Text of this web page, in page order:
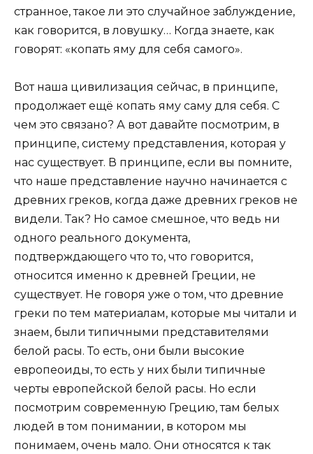
странное, такое ли это случайное заблуждение,
как говорится, в ловушку… Когда знаете, как
говорят: «копать яму для себя самого».
Вот наша цивилизация сейчас, в принципе,
продолжает ещё копать яму саму для себя. С
чем это связано? А вот давайте посмотрим, в
принципе, систему представления, которая у
нас существует. В принципе, если вы помните,
что наше представление научно начинается с
древних греков, когда даже древних греков не
видели. Так? Но самое смешное, что ведь ни
одного реального документа,
подтверждающего что то, что говорится,
относится именно к древней Греции, не
существует. Не говоря уже о том, что древние
греки по тем материалам, которые мы читали и
знаем, были типичными представителями
белой расы. То есть, они были высокие
европеоиды, то есть у них были типичные
черты европейской белой расы. Но если
посмотрим современную Грецию, там белых
людей в том понимании, в котором мы
понимаем, очень мало. Они относятся к так